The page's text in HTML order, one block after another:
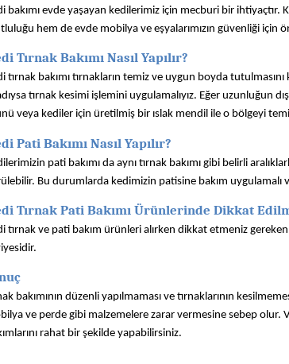
bakımı evde yaşayan kedilerimiz için mecburi bir ihtiyaçtır.
hem de evde mobilya ve eşyalarımızın güvenliği için
Tırnak Bakımı Nasıl Yapılır?
tırnak bakımı tırnakların temiz ve uygun boyda
tırnak kesimi işlemini uygulamalıyız. Eğer uzunluğun
veya kediler için üretilmiş bir ıslak mendil ile o bölgeyi
Pati Bakımı Nasıl Yapılır?
pati bakımı da aynı tırnak bakımı gibi belirli
Bu durumlarda kedimizin patisine bakım uygulamalı
Tırnak Pati Bakımı Ürünlerinde Dikkat
tırnak ve pati bakım ürünleri alırken dikkat etmeniz
bakımının düzenli yapılmaması ve tırnaklarının
ve perde gibi malzemelere zarar vermesine sebep olur.
rahat bir şekilde yapabilirsiniz.